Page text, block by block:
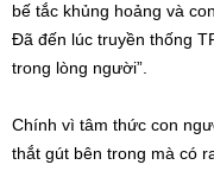
bế tắc khủng hoảng và
Đã đến lúc truyền thống
trong lòng người”.
Chính vì tâm thức con
thắt gút bên trong mà có